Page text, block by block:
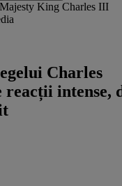
King Charles III
Charles
reacții intense,